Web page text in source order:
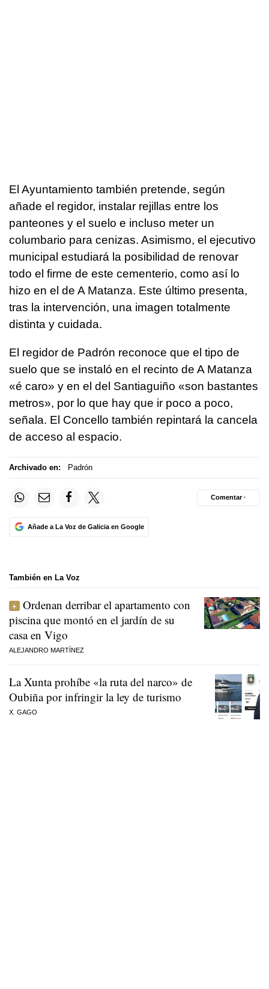
El Ayuntamiento también pretende, según
añade el regidor, instalar rejillas entre los
panteones y el suelo e incluso meter un
columbario para cenizas. Asimismo, el ejecutivo
municipal estudiará la posibilidad de renovar
todo el firme de este cementerio, como así lo
hizo en el de A Matanza. Este último presenta,
tras la intervención, una imagen totalmente
distinta y cuidada.
El regidor de Padrón reconoce que el tipo de
suelo que se instaló en el recinto de A Matanza
«é caro» y en el del Santiaguiño «son bastantes
metros», por lo que hay que ir poco a poco,
señala. El Concello también repintará la cancela
de acceso al espacio.
Archivado en: Padrón
Añade a La Voz de Galicia en Google
Comentar ·
También en La Voz
Ordenan derribar el apartamento con
piscina que montó en el jardín de su
casa en Vigo
ALEJANDRO MARTÍNEZ
La Xunta prohíbe «la ruta del narco» de
Oubiña por infringir la ley de turismo
X. GAGO